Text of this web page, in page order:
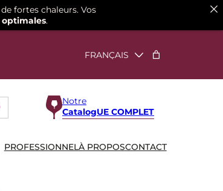
Notre
CatalogUE COMPLET
PROFESSIONNELÀ PROPOSCONTACT
fortes chaleurs. Vos
.